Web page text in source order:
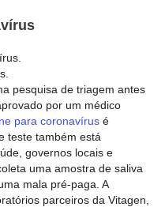
pesquisa de triagem antes
por um médico
para coronavírus é
teste também está
governos locais e
uma amostra de saliva
mala pré-paga. A
parceiros da Vitagen,